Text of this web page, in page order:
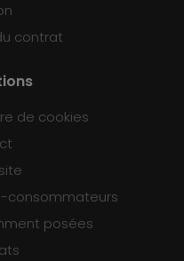
contrat
de cookies
consommateurs
posées